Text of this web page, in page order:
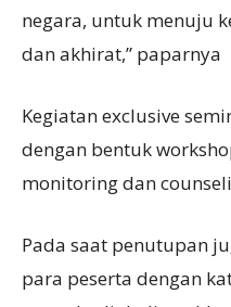
negara, untuk menuju
dan akhirat,” paparnya
Kegiatan exclusive
dengan bentuk
monitoring dan
Pada saat penutupan
para peserta dengan